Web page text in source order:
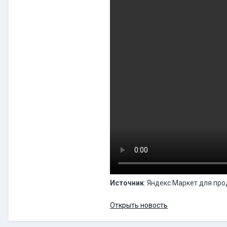
Источник: Яндекс Маркет для
Открыть новость